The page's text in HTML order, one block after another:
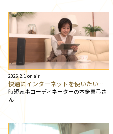
2026.2.1 on air
快適にインターネットを使いたい…
時短家事コーディネーターの本多真弓さ
ん